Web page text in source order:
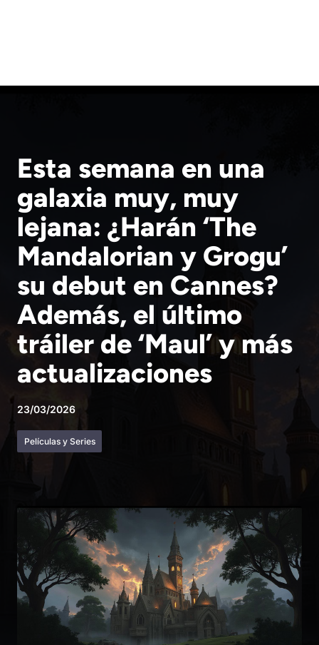
Esta semana en una
galaxia muy, muy
lejana: ¿Harán ‘The
Mandalorian y Grogu’
su debut en Cannes?
Además, el último
tráiler de ‘Maul’ y más
actualizaciones
23/03/2026
Películas y Series